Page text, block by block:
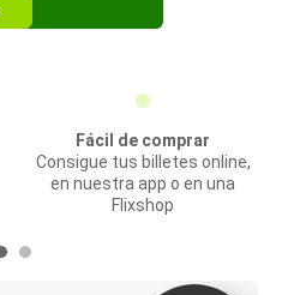
Fácil de comprar
Consigue tus billetes online,
en nuestra app o en una
Flixshop